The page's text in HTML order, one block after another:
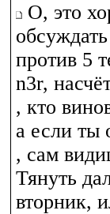
O, это
против 5
n3r,
, кто
а если ты
, сам
Тянуть
вторник,